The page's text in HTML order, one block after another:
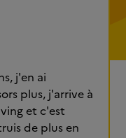
j'en ai
plus, j'arrive à
et c'est
de plus en